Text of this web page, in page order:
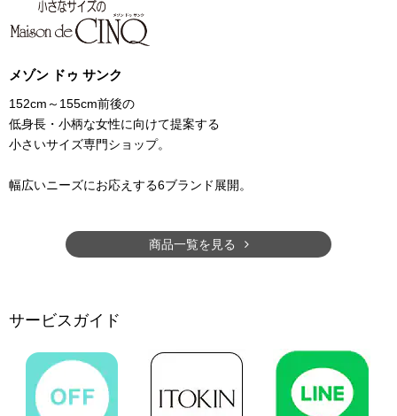
メゾン ドゥ サンク
152cm～155cm前後の
低身長・小柄な女性に向けて提案する
小さいサイズ専門ショップ。
幅広いニーズにお応えする6ブランド展開。
商品一覧を見る
サービスガイド